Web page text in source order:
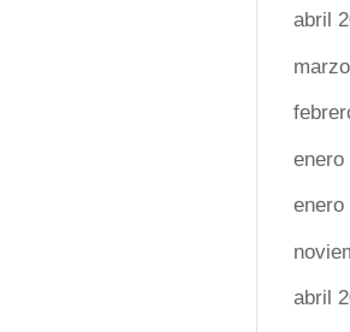
abril
enero
enero
abril